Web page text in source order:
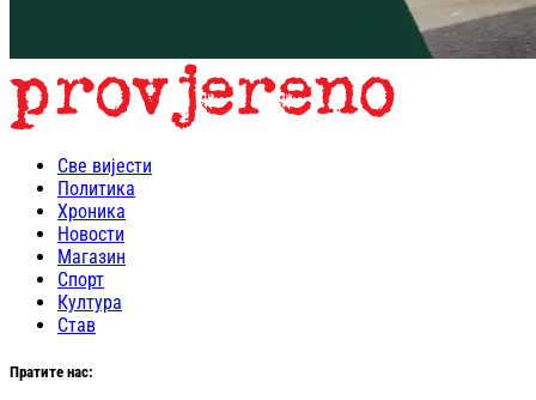
Све вијести
Политика
Хроника
Новости
Магазин
Спорт
Култура
Став
Пратите нас: